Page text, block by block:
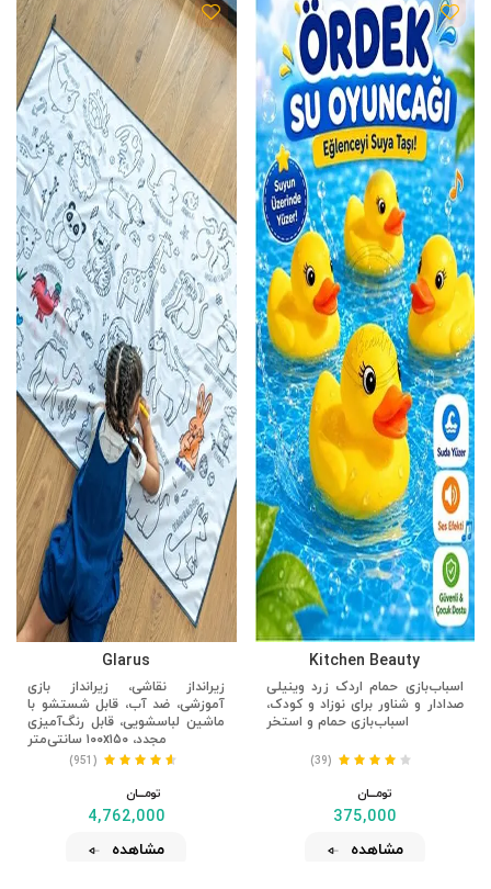
Kitchen Beauty
اسباب‌بازی حمام اردک زرد وینیلی
صدادار و شناور برای نوزاد و کودک،
اسباب‌بازی حمام و استخر
(39)
تومــــــان
375,000
مشاهده
Glarus
زیرانداز نقاشی، زیرانداز بازی
آموزشی، ضد آب، قابل شستشو با
ماشین لباسشویی، قابل رنگ‌آمیزی
مجدد، ۱۰۰x۱۵۰ سانتی‌متر
(951)
تومــــــان
4,762,000
مشاهده